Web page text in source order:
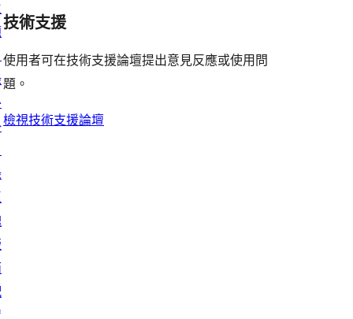
論
者
論
用
評
論
使
者
評
論
星
用
者
評
技術支援
使用者可在技術支援論壇提出意見反應或使用問
題。
檢視技術支援論壇